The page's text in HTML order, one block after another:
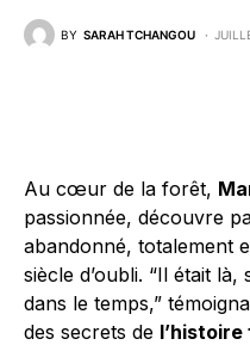
BY SARAH TCHANGOU
Au cœur de la forêt,
passionnée, découvre
abandonné, totalement
siècle d’oubli. “Il était
dans le temps,”
des secrets de